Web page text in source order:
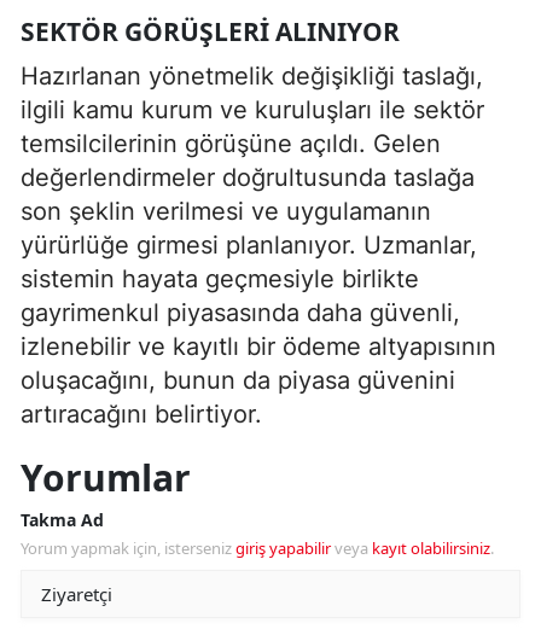
SEKTÖR GÖRÜŞLERI ALINIYOR
Hazırlanan yönetmelik değişikliği taslağı,
ilgili kamu kurum ve kuruluşları ile sektör
temsilcilerinin görüşüne açıldı. Gelen
değerlendirmeler doğrultusunda taslağa
son şeklin verilmesi ve uygulamanın
yürürlüğe girmesi planlanıyor. Uzmanlar,
sistemin hayata geçmesiyle birlikte
gayrimenkul piyasasında daha güvenli,
izlenebilir ve kayıtlı bir ödeme altyapısının
oluşacağını, bunun da piyasa güvenini
artıracağını belirtiyor.
Yorumlar
Takma Ad
Yorum yapmak için, istersenizgiriş yapabilirveya kayıt olabilirsiniz.